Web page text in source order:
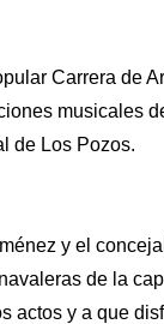
Carrera de
musicales
de Los Pozos.
y el
de la
actos y a que